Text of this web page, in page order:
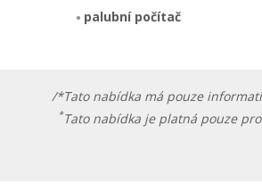
palubní počítač
/*Tato nabídka má pouze
*Tato nabídka je platná pouze